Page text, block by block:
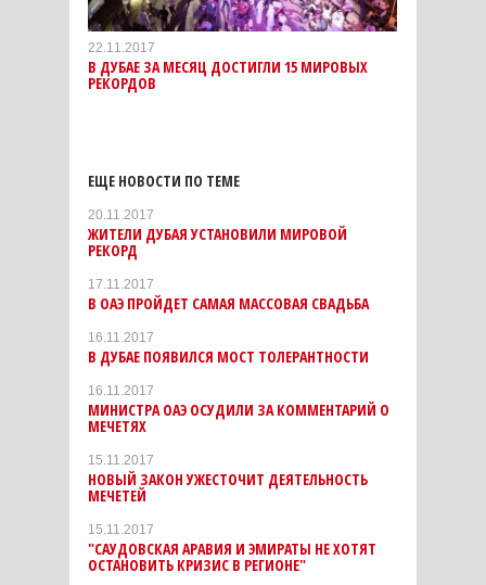
22.11.2017
В ДУБАЕ ЗА МЕСЯЦ ДОСТИГЛИ 15 МИРОВЫХ
РЕКОРДОВ
ЕЩЕ НОВОСТИ ПО ТЕМЕ
20.11.2017
ЖИТЕЛИ ДУБАЯ УСТАНОВИЛИ МИРОВОЙ
РЕКОРД
17.11.2017
В ОАЭ ПРОЙДЕТ САМАЯ МАССОВАЯ СВАДЬБА
16.11.2017
В ДУБАЕ ПОЯВИЛСЯ МОСТ ТОЛЕРАНТНОСТИ
16.11.2017
МИНИСТРА ОАЭ ОСУДИЛИ ЗА КОММЕНТАРИЙ О
МЕЧЕТЯХ
15.11.2017
НОВЫЙ ЗАКОН УЖЕСТОЧИТ ДЕЯТЕЛЬНОСТЬ
МЕЧЕТЕЙ
15.11.2017
"САУДОВСКАЯ АРАВИЯ И ЭМИРАТЫ НЕ ХОТЯТ
ОСТАНОВИТЬ КРИЗИС В РЕГИОНЕ"